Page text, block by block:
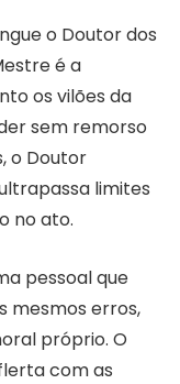
o Doutor dos
é a
os vilões da
sem remorso
o Doutor
limites
no ato.
pessoal que
mesmos erros,
próprio. O
com as